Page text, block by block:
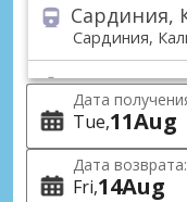
Сардиния,
Сардиния,
Сардиния,
Сардиния,
Сардиния,
Сардиния,
Дата
Tue 11Aug
Дата возврата:
Fri 14Aug